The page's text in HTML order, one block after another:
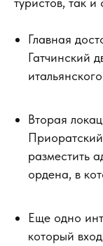
Главная
Гатчинский
Вторая
разместить
ордена, в
Еще одно
который